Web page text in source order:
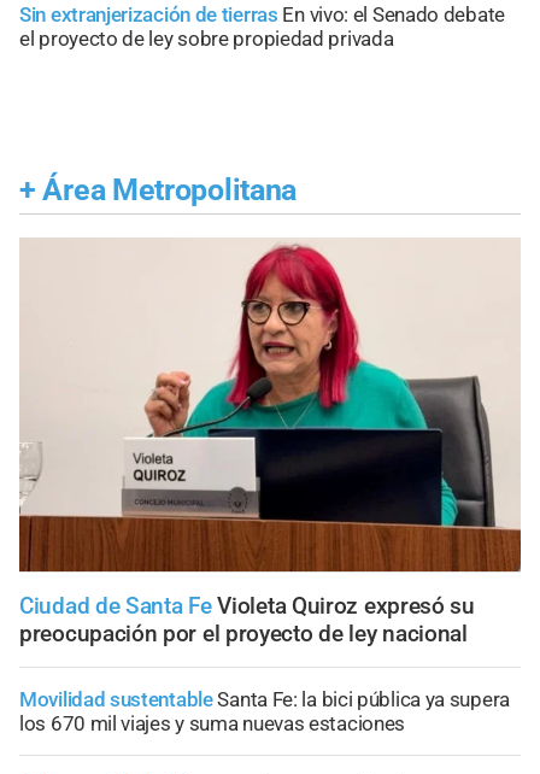
Sin extranjerización de tierras En vivo: el Senado debate
el proyecto de ley sobre propiedad privada
+ Área Metropolitana
Ciudad de Santa Fe Violeta Quiroz expresó su
preocupación por el proyecto de ley nacional
Movilidad sustentableSanta Fe: la bici pública ya supera
los 670 mil viajes y suma nuevas estaciones